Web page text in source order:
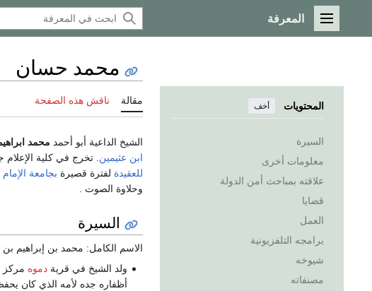
القائمة الرئيسية
المعرفة
المحتويات أخف
السيرة
معلومات أخرى
علاقته بمباحث أمن الدولة
قضايا
العمل
برامجه التلفزيونية
شيوخه
مصنفاته
محمد حسان
مقالة ناقش هذه الصفحة
الشيخ الداعية أبو أحمد محمد
ابن عثيمين . تخرج في كلية
للعقيدة لفترة قصيرة بجامعة
وحلاوة الصوت .
السيرة
الاسم الكامل: محمد بن إبراهيم
ولد الشيخ في قريةدموه مركز
أظفاره جده لأمه الذي كان